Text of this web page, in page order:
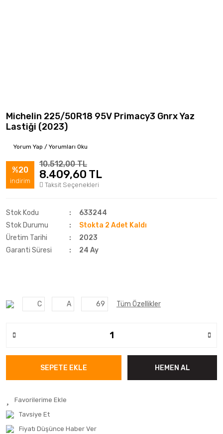
Michelin 225/50R18 95V Primacy3 Gnrx Yaz
Lastiği (2023)
Yorum Yap / Yorumları Oku
%20
indirim
10.512,00 TL
8.409,60 TL
Taksit Seçenekleri
Stok Kodu
633244
Stok Durumu
Stokta 2 Adet Kaldı
Üretim Tarihi
2023
Garanti Süresi
24 Ay
C A 69 Tüm Özellikler
SEPETE EKLE HEMEN AL
Tavsiye Et
Fiyatı Düşünce Haber Ver